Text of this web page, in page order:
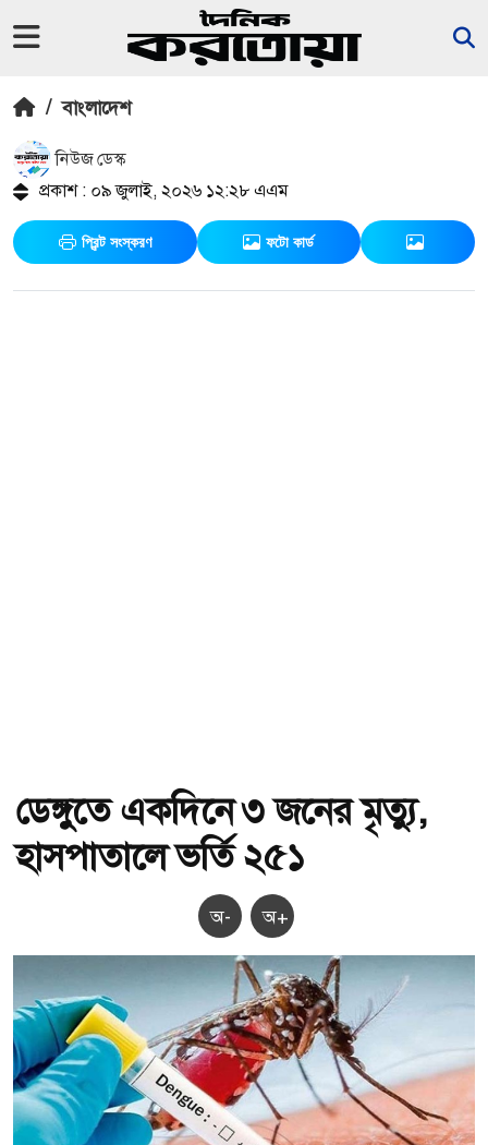
/ বাংলাদেশ
নিউজ ডেস্ক
প্রকাশ : ০৯ জুলাই, ২০২৬ ১২:২৮ এএম
প্রিন্ট সংস্করণ ফটো কার্ড
ডেঙ্গুতে একদিনে ৩ জনের মৃত্যু,
হাসপাতালে ভর্তি ২৫১
অ- অ+